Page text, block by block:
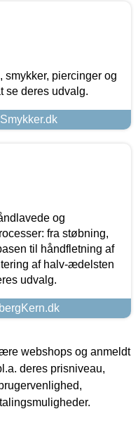
piercinger og
se deres udvalg.
og
fra støbning,
til håndfletning af
af halv-ædelsten
udvalg.
webshops og anmeldt
deres prisniveau,